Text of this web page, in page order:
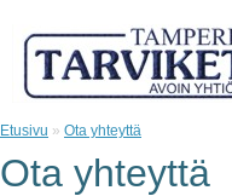
Etusivu » Ota yhteyttä
Ota yhteyttä